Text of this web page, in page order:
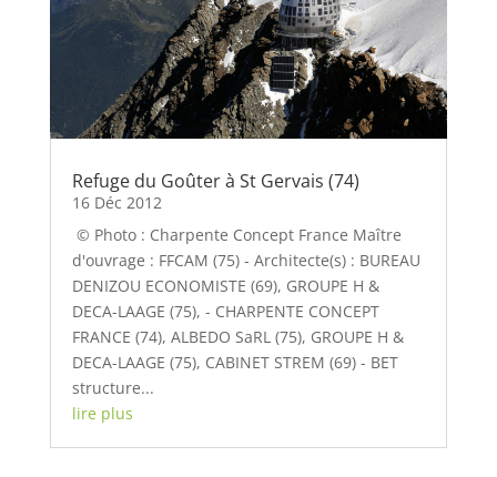
Refuge du Goûter à St Gervais (74)
16 Déc 2012
© Photo : Charpente Concept France Maître
d'ouvrage : FFCAM (75) - Architecte(s) : BUREAU
DENIZOU ECONOMISTE (69), GROUPE H &
DECA-LAAGE (75), - CHARPENTE CONCEPT
FRANCE (74), ALBEDO SaRL (75), GROUPE H &
DECA-LAAGE (75), CABINET STREM (69) - BET
structure...
lire plus